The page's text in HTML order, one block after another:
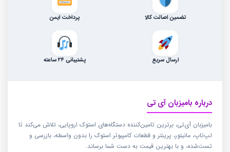
تضمین اصالت کالا پرداخت ایمن
ارسال سریع پشتیبانی ۲۴ ساعته
درباره بامیزبان آی تی
بامیزبان آی‌تی، برترین تامین‌کننده دستگاه‌های استوک اروپایی، تلاش می‌کند تا
لپ‌تاپ، مانیتور، پرینتر و قطعات کامپیوتر استوک را بدون واسطه، بازرسی و
تست‌شده، و با بهترین قیمت به دست شما برساند.